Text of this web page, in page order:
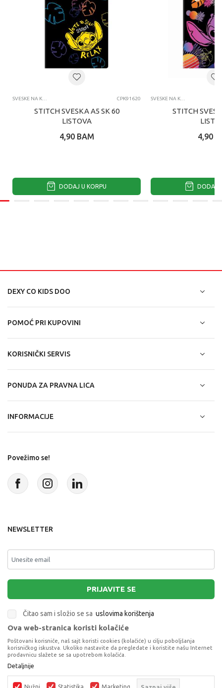
SVESKE NA KVADRATIĆE CPK91620
STITCH SVESKA A5 SK 60
LISTOVA
4,90 BAM
DODAJ U KORPU
SVESKE NA KVADRATIĆE
STITCH
4,90
DODAJ
DEXY CO KIDS DOO
POMOĆ PRI KUPOVINI
KORISNIČKI SERVIS
PONUDA ZA PRAVNA LICA
INFORMACIJE
Povežimo se!
NEWSLETTER
PRIJAVITE SE
Čitao sam i složio se sa uslovima korištenja
Terms of Service
apply.
Ova web-stranica koristi kolačiće
Poštovani korisniče, naš sajt koristi cookies (kolačiće) u cilju poboljšanja
korisničkog iskustva. Ukoliko nastavite da pregledate i koristite našu Internet
prodavnicu slažete se sa upotrebom kolačića.
Detaljnije